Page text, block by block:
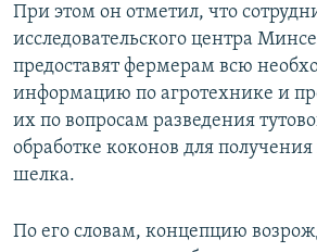
При этом он отметил, что
исследовательского центра
предоставят фермерам всю
информацию по агротехнике и
их по вопросам разведения
обработке коконов для
шелка.
По его словам, концепцию